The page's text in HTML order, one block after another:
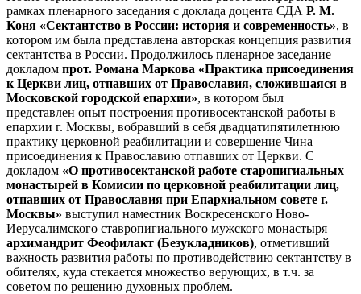
рамках пленарного заседания с доклада доцента СДА Р. М.
Коня «Сектантство в России: история и современность», в
котором им была представлена авторская концепция развития
сектантства в России. Продолжилось пленарное заседание
докладом прот. Романа Маркова «Практика присоединения
к Церкви лиц, отпавших от Православия, сложившаяся в
Московской городской епархии», в котором был
представлен опыт построения противосектанской работы в
епархии г. Москвы, вобравший в себя двадцатипятилетнюю
практику церковной реабилитации и совершение Чина
присоединения к Православию отпавших от Церкви. С
докладом «О противосектанской работе старопигиальных
монастырей в Комисии по церковной реабилитации лиц,
отпавших от Православия при Епархиальном совете г.
Москвы» выступил наместник Воскресенского Ново-
Иерусалимского ставропигиального мужского монастыря
архимандрит Феофилакт (Безукладников), отметивший
важность развития работы по противодействию сектантству в
обителях, куда стекается множество верующих, в т.ч. за
советом по решению духовных проблем.